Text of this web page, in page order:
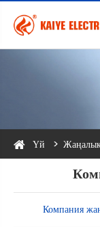
Үй
Компания